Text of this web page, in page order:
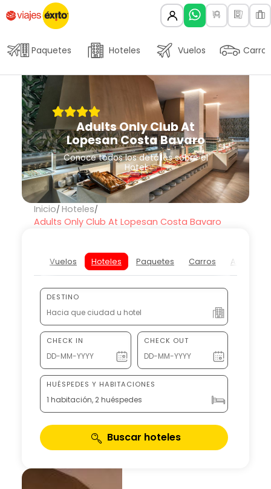
Paquetes Hoteles Vuelos Carros
Adults Only Club At
Lopesan Costa Bavaro
Conoce todos los detalles sobre el
Hotel
Inicio Hoteles
Adults Only Club At Lopesan Costa Bavaro
Vuelos Hoteles Paquetes Carros
DESTINO
CHECK IN CHECK OUT
HUÉSPEDES Y HABITACIONES
1 habitación, 2 huéspedes
Buscar hoteles